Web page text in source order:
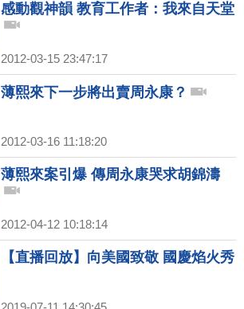
感動觀神韻 教育工作者：我來自天堂
2012-03-15 23:47:17
薄熙來下一步將出賣周永康？
2012-03-16 11:18:20
薄熙來案引爆 傳周永康哭求胡錦濤
2012-04-12 10:18:14
【直播回放】向美國致敬 國慶焰火秀